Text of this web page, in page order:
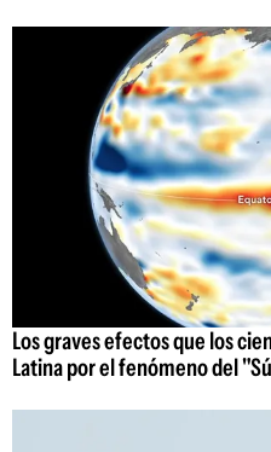
Los graves efectos que los
Latina por el fenómeno del